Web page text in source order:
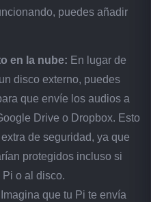
puedes añadir
en la nube: En lugar de
disco externo, puedes
que envíe los audios a
Drive o Dropbox. Esto
de seguridad, ya que
protegidos incluso si
o al disco.
Imagina que tu Pi te envía